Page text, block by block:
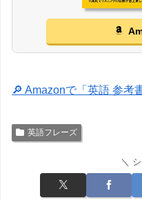
🔎 Amazonで「英語 参考
英語フレーズ
＼